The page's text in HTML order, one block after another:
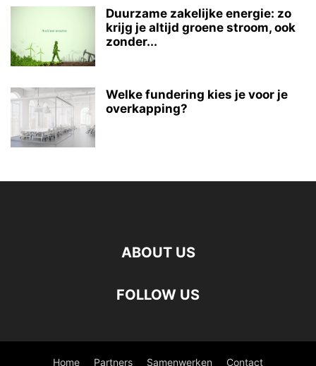
Duurzame zakelijke energie: zo
krijg je altijd groene stroom, ook
zonder...
Welke fundering kies je voor je
overkapping?
ABOUT US
FOLLOW US
Home Partners Samenwerken Contact